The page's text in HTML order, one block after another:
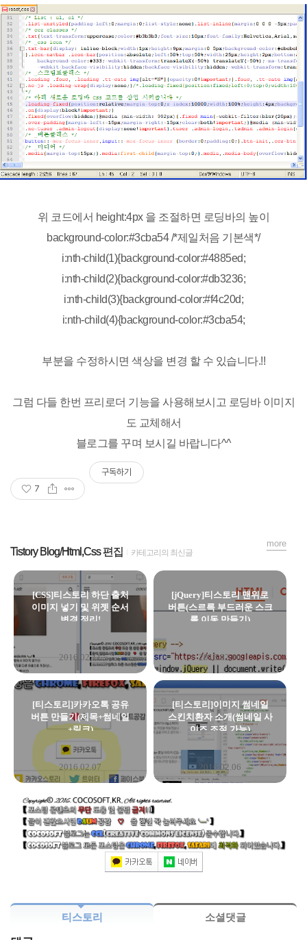
위 코드에서 height:4px 을 조절하면 로딩바의 높이
background-color:#3cba54 /*제일처음 기본색*/
i:nth-child(1){background-color:#4885ed;
i:nth-child(2){background-color:#db3236;
i:nth-child(3){background-color:#f4c20d;
i:nth-child(4){background-color:#3cba54;
부분을 수정하시면 색상을 변경 할 수 있습니다.!!
그럼 다들 한번 프리로더 기능을 사용해보시고 로딩바 이미지
도 교체해서
블로그를 꾸며 보시길 바랍니다^^
7
구독하기
Tistory Blog/Html,Css 편집 카테고리의 최신글
[CSS]티스토리 하단 출처
이미지 넣기 및 위젯 순서
변경 정리!
2016.02.11
[jQuery]티스토리 맨위로
버튼(스르륵 부드러운 스크
롤 이동 만들기)
2016.02.10
[티스토리]카카오톡 공유
버튼 만들기(제목+썸네일
+링크)
2016.02.07
[티스토리]이미지 썸네일
스킨치환자 소개(썸네일 사
이즈 조절 가능)
2016.02.06
more
티스토리 소셜댓글